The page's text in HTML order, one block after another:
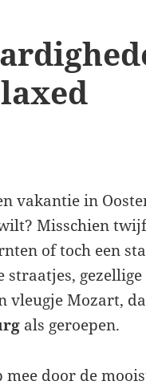
vakantie in
Misschien
of toch een
straatjes, gezellige
vleugje Mozart,
als geroepen.
door de